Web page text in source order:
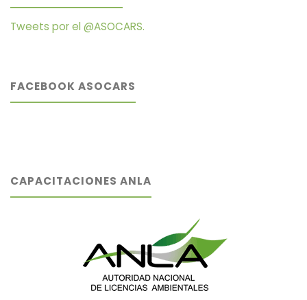
Tweets por el @ASOCARS.
FACEBOOK ASOCARS
CAPACITACIONES ANLA